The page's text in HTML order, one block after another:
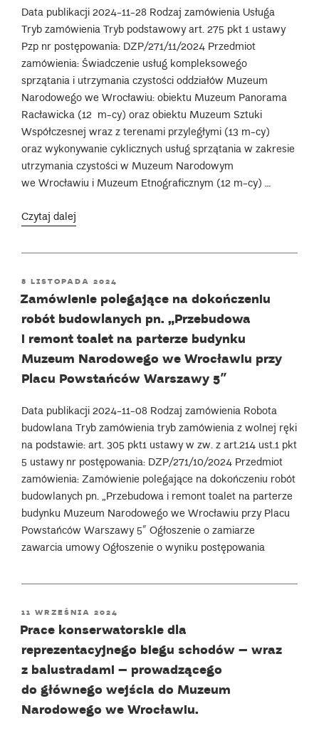
obiekt
Muzeum
Sztuki
Współczesnej
wraz
z terenami
przyległymi”
(13 m-
cy)”
Data publikacji 2024-11-28 Rodzaj zamówienia Usługa
Tryb zamówienia Tryb podstawowy art. 275 pkt 1 ustawy
Pzp nr postępowania: DZP/271/11/2024 Przedmiot
zamówienia: Świadczenie usług kompleksowego
sprzątania i utrzymania czystości oddziałów Muzeum
Narodowego we Wrocławiu: obiektu Muzeum Panorama
Racławicka (12 m-cy) oraz obiektu Muzeum Sztuki
Współczesnej wraz z terenami przyległymi (13 m-cy)
oraz wykonywanie cyklicznych usług sprzątania w zakresie
utrzymania czystości w Muzeum Narodowym
we Wrocławiu i Muzeum Etnograficznym (12 m-cy) …
Czytaj dalej
kompleksowego
i utrzymania
czystości
Muzeum
Narodowego
we Wrocławiu
i oddziałów,
z podziałem
zamówienia
na trzy
części””
POSTED
ON
8 LISTOPADA 2024
Zamówienie polegające na dokończeniu
robót budowlanych pn. „Przebudowa
i remont toalet na parterze budynku
Muzeum Narodowego we Wrocławiu przy
Placu Powstańców Warszawy 5″
Data publikacji 2024-11-08 Rodzaj zamówienia Robota
budowlana Tryb zamówienia tryb zamówienia z wolnej ręki
na podstawie: art. 305 pkt1 ustawy w zw. z art.214 ust.1 pkt
5 ustawy nr postępowania: DZP/271/10/2024 Przedmiot
zamówienia: Zamówienie polegające na dokończeniu robót
budowlanych pn. „Przebudowa i remont toalet na parterze
budynku Muzeum Narodowego we Wrocławiu przy Placu
Powstańców Warszawy 5″ Ogłoszenie o zamiarze
zawarcia umowy Ogłoszenie o wyniku postępowania
POSTED
ON
11 WRZEŚNIA 2024
Prace konserwatorskie dla
reprezentacyjnego biegu schodów – wraz
z balustradami – prowadzącego
do głównego wejścia do Muzeum
Narodowego we Wrocławiu.